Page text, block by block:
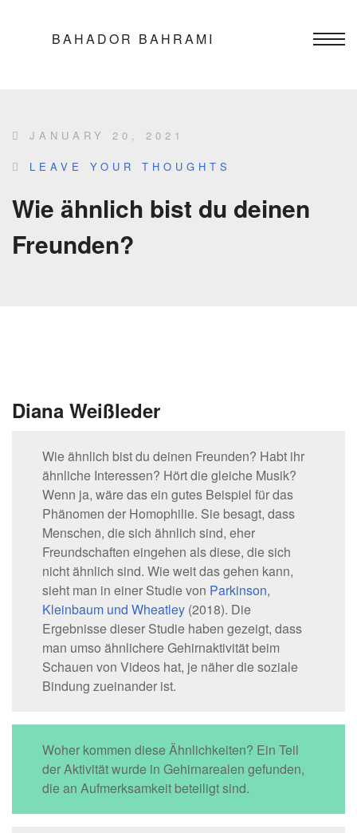
BAHADOR BAHRAMI
JANUARY 20, 2021
LEAVE YOUR THOUGHTS
Wie ähnlich bist du deinen
Freunden?
Diana Weißleder
Wie ähnlich bist du deinen Freunden? Habt ihr
ähnliche Interessen? Hört die gleiche Musik?
Wenn ja, wäre das ein gutes Beispiel für das
Phänomen der Homophilie. Sie besagt, dass
Menschen, die sich ähnlich sind, eher
Freundschaften eingehen als diese, die sich
nicht ähnlich sind. Wie weit das gehen kann,
sieht man in einer Studie von Parkinson,
Kleinbaum und Wheatley (2018). Die
Ergebnisse dieser Studie haben gezeigt, dass
man umso ähnlichere Gehirnaktivität beim
Schauen von Videos hat, je näher die soziale
Bindung zueinander ist.
Woher kommen diese Ähnlichkeiten? Ein Teil
der Aktivität wurde in Gehirnarealen gefunden,
die an Aufmerksamkeit beteiligt sind.